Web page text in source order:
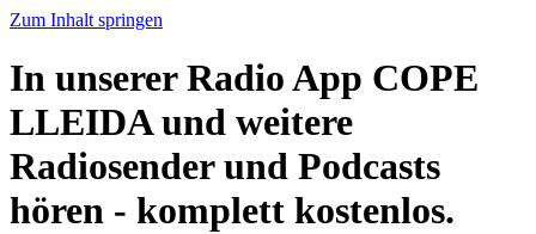
Zum Inhalt springen
In unserer Radio App COPE
LLEIDA und weitere
Radiosender und Podcasts
hören - komplett kostenlos.